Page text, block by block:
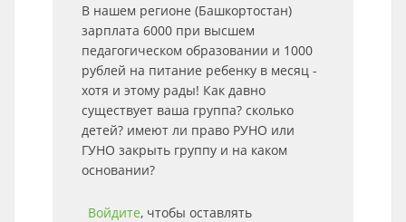
В нашем регионе (Башкортостан)
зарплата 6000 при высшем
педагогическом образовании и 1000
рублей на питание ребенку в месяц -
хотя и этому рады! Как давно
существует ваша группа? сколько
детей? имеют ли право РУНО или
ГУНО закрыть группу и на каком
основании?
Войдите, чтобы оставлять